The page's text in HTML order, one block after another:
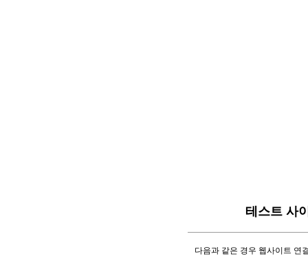
테스트 사
다음과 같은 경우 웹사이트 연